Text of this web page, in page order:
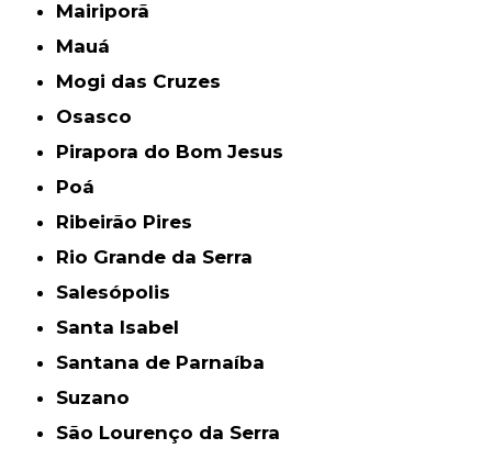
Mairiporã
Mauá
Mogi das Cruzes
Osasco
Pirapora do Bom Jesus
Poá
Ribeirão Pires
Rio Grande da Serra
Salesópolis
Santa Isabel
Santana de Parnaíba
Suzano
São Lourenço da Serra